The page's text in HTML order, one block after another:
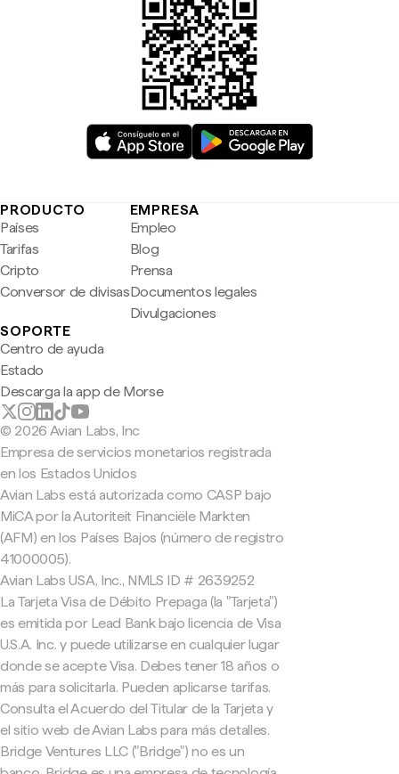
PRODUCTO
Países
Tarifas
Cripto
Conversor de divisas
EMPRESA
Empleo
Blog
Prensa
Documentos legales
Divulgaciones
SOPORTE
Centro de ayuda
Estado
Descarga la app de Morse
© 2026 Avian Labs, Inc
Empresa de servicios monetarios registrada
en los Estados Unidos
Avian Labs está autorizada como CASP bajo
MiCA por la Autoriteit Financiële Markten
(AFM) en los Países Bajos (número de registro
41000005).
Avian Labs USA, Inc., NMLS ID # 2639252
La Tarjeta Visa de Débito Prepaga (la "Tarjeta")
es emitida por Lead Bank bajo licencia de Visa
U.S.A. Inc. y puede utilizarse en cualquier lugar
donde se acepte Visa. Debes tener 18 años o
más para solicitarla. Pueden aplicarse tarifas.
Consulta el Acuerdo del Titular de la Tarjeta y
el sitio web de Avian Labs para más detalles.
Bridge Ventures LLC ("Bridge") no es un